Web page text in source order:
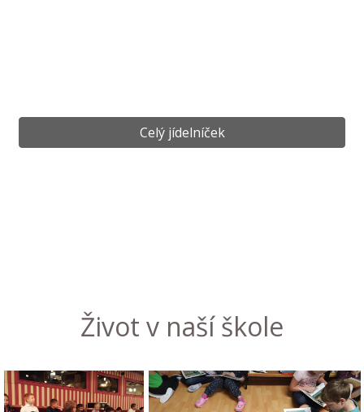
Celý jídelníček
Život v naší škole